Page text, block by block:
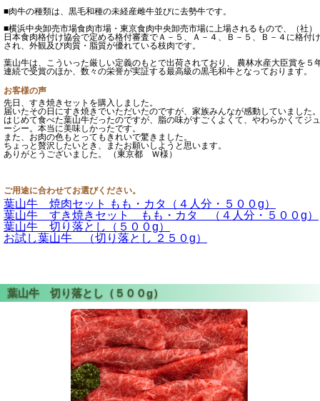
■肉牛の種類は、黒毛和種の未経産雌牛並びに去勢牛です。
■横浜中央卸売市場食肉市場・東京食肉中央卸売市場に上場されるもので、（社）
日本食肉格付け協会で定める格付審査でＡ－５、Ａ－４、Ｂ－５、Ｂ－４に格付け
され、外観及び肉質・脂質が優れている枝肉です。
葉山牛は、こういった厳しい定義のもとで出荷されており、 農林水産大臣賞を５
連続で受賞のほか、数々の栄誉が実証する最高級の黒毛和牛となっております。
お客様の声
先日、すき焼きセットを購入しました。
届いたその日にすき焼きでいただいたのですが、家族みんなが感動していました。
はじめて食べた葉山牛だったのですが、脂の味がすごくよくて、やわらかくてジュ
ーシー。本当に美味しかったです。
また、お肉の色もとってもきれいで驚きました。
ちょっと贅沢したいとき、またお願いしようと思います。
ありがとうございました。 （東京都 Ｗ様）
ご用途に合わせてお選びください。
葉山牛 焼肉セット もも・カタ（４人分・５００g）
葉山牛 すき焼きセット もも・カタ （４人分・５００g）
葉山牛 切り落とし（５００g）
お試し葉山牛 （切り落とし ２５０g）